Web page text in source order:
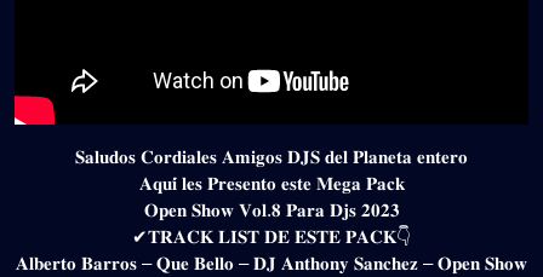
𝐒𝐚𝐥𝐮𝐝𝐨𝐬 𝐂𝐨𝐫𝐝𝐢𝐚𝐥𝐞𝐬 𝐀𝐦𝐢𝐠𝐨𝐬 𝐃𝐉𝐒 𝐝𝐞𝐥 𝐏𝐥𝐚𝐧𝐞𝐭𝐚 𝐞𝐧𝐭𝐞𝐫𝐨
𝐀𝐪𝐮𝐢́ 𝐥𝐞𝐬 𝐏𝐫𝐞𝐬𝐞𝐧𝐭𝐨 𝐞𝐬𝐭𝐞 𝐌𝐞𝐠𝐚 𝐏𝐚𝐜𝐤
𝐎𝐩𝐞𝐧 𝐒𝐡𝐨𝐰 𝐕𝐨𝐥.𝟖 𝐏𝐚𝐫𝐚 𝐃𝐣𝐬 𝟐𝟎𝟐𝟑
✔𝐓𝐑𝐀𝐂𝐊 𝐋𝐈𝐒𝐓 𝐃𝐄 𝐄𝐒𝐓𝐄 𝐏𝐀𝐂𝐊👇
𝐀𝐥𝐛𝐞𝐫𝐭𝐨 𝐁𝐚𝐫𝐫𝐨𝐬 – 𝐐𝐮𝐞 𝐁𝐞𝐥𝐥𝐨 – 𝐃𝐉 𝐀𝐧𝐭𝐡𝐨𝐧𝐲 𝐒𝐚𝐧𝐜𝐡𝐞𝐳 – 𝐎𝐩𝐞𝐧 𝐒𝐡𝐨𝐰